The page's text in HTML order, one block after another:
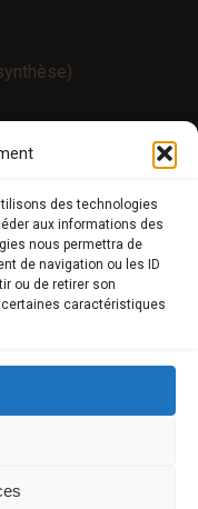
des technologies
aux informations des
nous permettra de
de navigation ou les ID
ou de retirer son
caractéristiques